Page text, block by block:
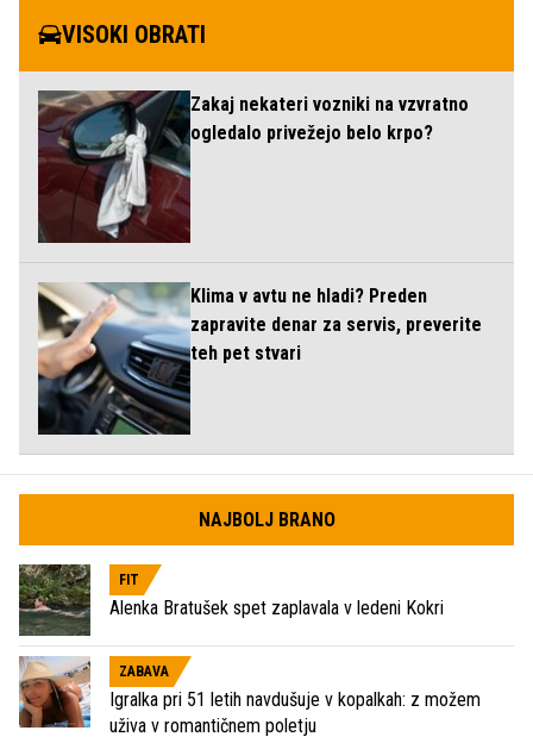
VISOKI OBRATI
Zakaj nekateri vozniki na vzvratno
ogledalo privežejo belo krpo?
Klima v avtu ne hladi? Preden
zapravite denar za servis, preverite
teh pet stvari
NAJBOLJ BRANO
FIT
Alenka Bratušek spet zaplavala v ledeni Kokri
ZABAVA
Igralka pri 51 letih navdušuje v kopalkah: z možem
uživa v romantičnem poletju